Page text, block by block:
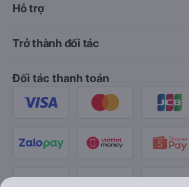
Hỗ trợ
Trở thành đối tác
Đối tác thanh toán